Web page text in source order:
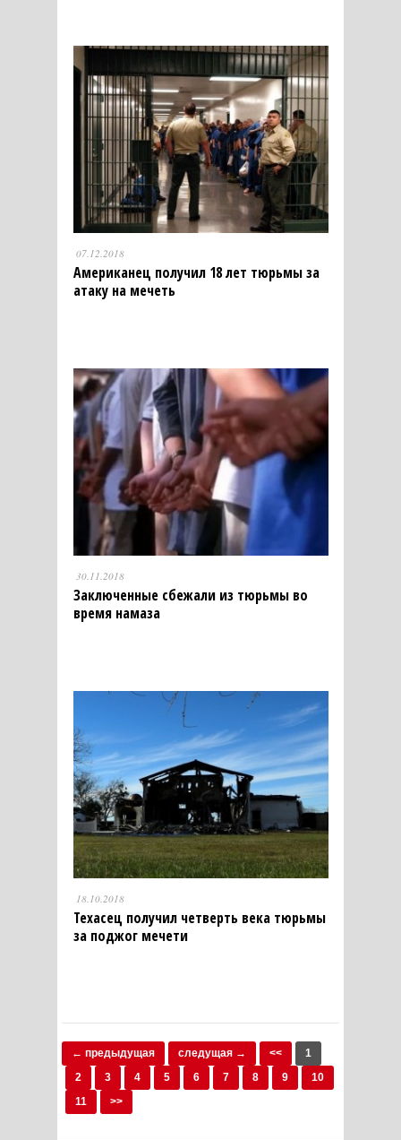
07.12.2018
Американец получил 18 лет тюрьмы за
атаку на мечеть
30.11.2018
Заключенные сбежали из тюрьмы во
время намаза
18.10.2018
Техасец получил четверть века тюрьмы
за поджог мечети
← предыдущая следущая → <<
1
2
3 4 5 6 7 8 9
10
11
>>